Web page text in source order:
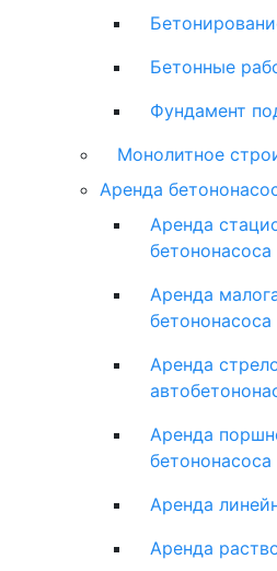
Бетонные
Фундамент
Монолитное
Аренда
Аренда
бетононасоса
Аренда
бетононасоса
Аренда
Аренда
бетононасоса
Аренда
Аренда